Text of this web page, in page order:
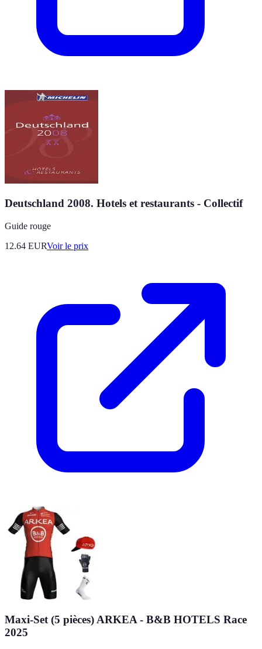
Deutschland 2008. Hotels et restaurants - Collectif
Guide rouge
12.64 EURVoir le prix
Maxi-Set (5 pièces) ARKEA - B&B HOTELS Race
2025